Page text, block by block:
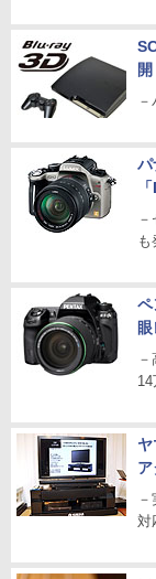
開
パ
も
ペ
眼
14
対